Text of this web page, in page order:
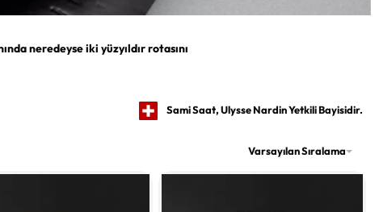
neredeyse iki yüzyıldır rotasını
Sami Saat, Ulysse Nardin Yetkili Bayisidir.
Varsayılan Sıralama